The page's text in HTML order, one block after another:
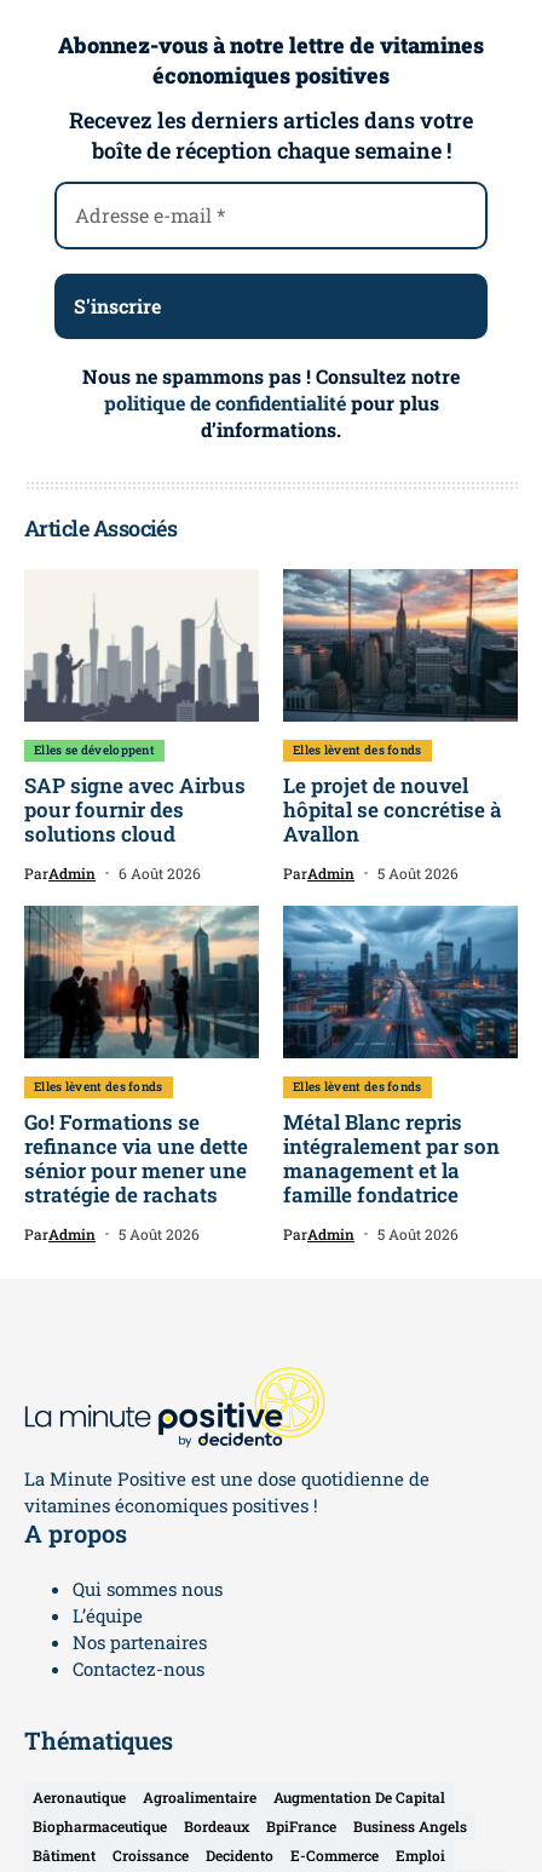
Abonnez-vous à notre lettre de vitamines
économiques positives
Recevez les derniers articles dans votre
boîte de réception chaque semaine !
Nous ne spammons pas ! Consultez notre
politique de confidentialitépour plus
d’informations.
Article Associés
Elles se développent
SAP signe avec Airbus
pour fournir des
solutions cloud
ParAdmin 6 Août 2026
Elles lèvent des fonds
Le projet de nouvel
hôpital se concrétise à
Avallon
ParAdmin 5 Août 2026
Elles lèvent des fonds
Go! Formations se
refinance via une dette
sénior pour mener une
stratégie de rachats
ParAdmin 5 Août 2026
Elles lèvent des fonds
Métal Blanc repris
intégralement par son
management et la
famille fondatrice
ParAdmin 5 Août 2026
La Minute Positive est une dose quotidienne de
vitamines économiques positives !
A propos
Qui sommes nous
L’équipe
Nos partenaires
Contactez-nous
Thématiques
Aeronautique Agroalimentaire
Augmentation De Capital
Biopharmaceutique
Bordeaux BpiFrance
Business Angels
Bâtiment
Croissance Decidento E-Commerce
Emploi